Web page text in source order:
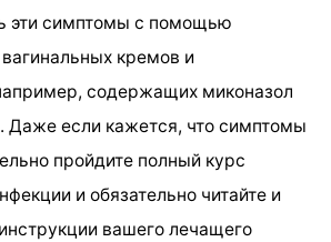
эти симптомы с помощью
кремов и
содержащих миконазол
Даже если кажется, что симптомы
пройдите полный курс
и обязательно читайте и
вашего лечащего